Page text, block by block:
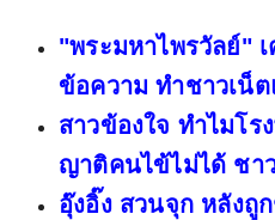
"พระมหาไพรวัลย์"
ข้อความ ทำชาวเน็ต
สาวข้องใจ ทำไมโร
ญาติคนไข้ไม่ได้ ชา
อุ๊งอิ๊ง สวนจุก หลังถู